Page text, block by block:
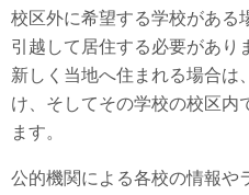
校区外に希望する学校がある
引越して居住する必要があり
新しく当地へ住まれる場合は
け、そしてその学校の校区内
ます。
公的機関による各校の情報や